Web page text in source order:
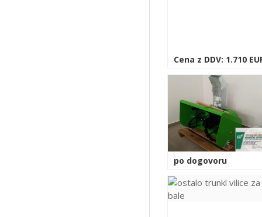
Cena z DDV: 1.710
po dogovoru